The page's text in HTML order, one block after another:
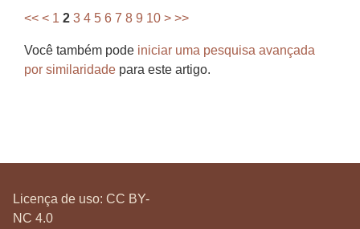
<< < 1 2 3 4 5 6 7 8 9 10 > >>
Você também pode iniciar uma pesquisa avançada
por similaridade para este artigo.
Licença de uso: CC BY-
NC 4.0